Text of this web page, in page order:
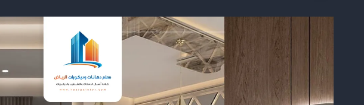
الرياض
0504774436
تكسيات
داخلي